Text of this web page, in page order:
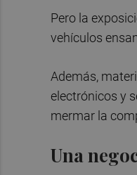
Pero la
vehículos
Además,
electrónicos y
mermar la
Una